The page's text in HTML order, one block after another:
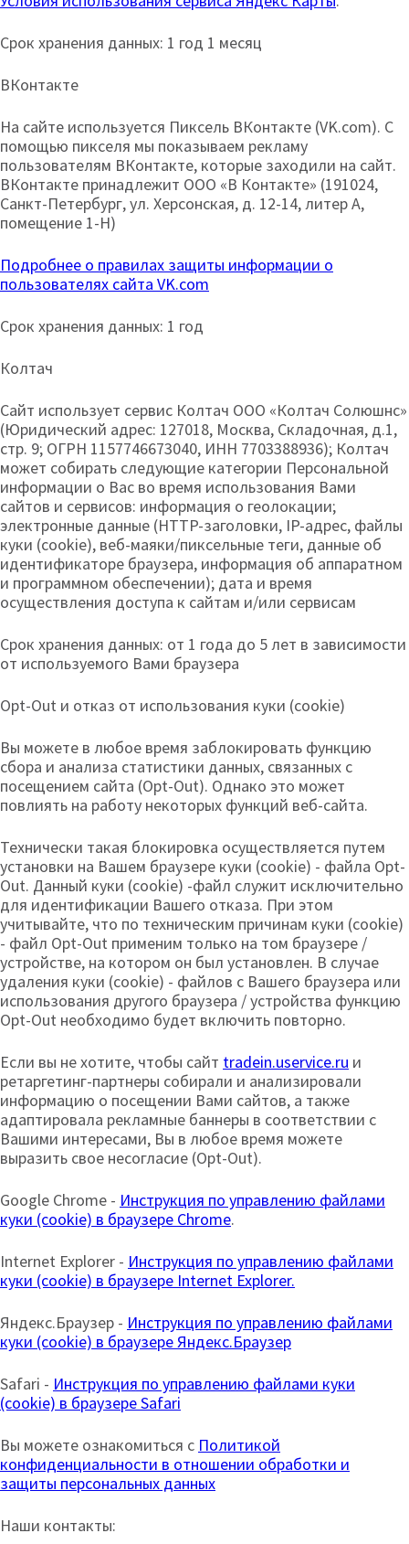
Срок хранения данных: 1 год 1 месяц
ВКонтакте
На сайте используется Пиксель ВКонтакте (VK.com). С
помощью пикселя мы показываем рекламу
пользователям ВКонтакте, которые заходили на сайт.
ВКонтакте принадлежит ООО «В Контакте» (191024,
Санкт-Петербург, ул. Херсонская, д. 12-14, литер А,
помещение 1-Н)
Подробнее о правилах защиты информации о
пользователях сайта VK.com
Срок хранения данных: 1 год
Колтач
Сайт использует сервис Колтач ООО «Колтач Солюшнс»
(Юридический адрес: 127018, Москва, Складочная, д.1,
стр. 9; ОГРН 1157746673040, ИНН 7703388936); Колтач
может собирать следующие категории Персональной
информации о Вас во время использования Вами
сайтов и сервисов: информация о геолокации;
электронные данные (HTTP-заголовки, IP-адрес, файлы
куки (cookie), веб-маяки/пиксельные теги, данные об
идентификаторе браузера, информация об аппаратном
и программном обеспечении); дата и время
осуществления доступа к сайтам и/или сервисам
Срок хранения данных: от 1 года до 5 лет в зависимости
от используемого Вами браузера
Opt-Out и отказ от использования куки (cookie)
Вы можете в любое время заблокировать функцию
сбора и анализа статистики данных, связанных с
посещением сайта (Opt-Out). Однако это может
повлиять на работу некоторых функций веб-сайта.
Технически такая блокировка осуществляется путем
установки на Вашем браузере куки (cookie) - файла Opt-
Out. Данный куки (cookie) -файл служит исключительно
для идентификации Вашего отказа. При этом
учитывайте, что по техническим причинам куки (cookie)
- файл Opt-Out применим только на том браузере /
устройстве, на котором он был установлен. В случае
удаления куки (cookie) - файлов с Вашего браузера или
использования другого браузера / устройства функцию
Opt-Out необходимо будет включить повторно.
Если вы не хотите, чтобы сайт tradein.uservice.ru и
ретаргетинг-партнеры собирали и анализировали
информацию о посещении Вами сайтов, а также
адаптировала рекламные баннеры в соответствии с
Вашими интересами, Вы в любое время можете
выразить свое несогласие (Opt-Out).
Google Chrome - Инструкция по управлению файлами
куки (cookie) в браузере Chrome.
Internet Explorer - Инструкция по управлению файлами
куки (cookie) в браузере Internet Explorer.
Яндекс.Браузер - Инструкция по управлению файлами
куки (cookie) в браузере Яндекс.Браузер
Safari - Инструкция по управлению файлами куки
(cookie) в браузере Safari
Вы можете ознакомиться с Политикой
конфиденциальности в отношении обработки и
защиты персональных данных
Наши контакты: